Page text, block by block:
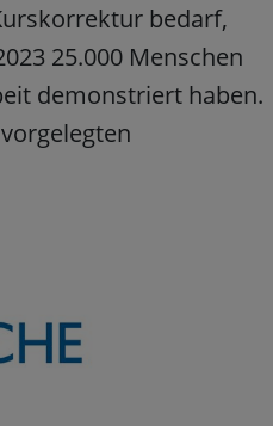
bedarf,
25.000 Menschen
demonstriert haben.